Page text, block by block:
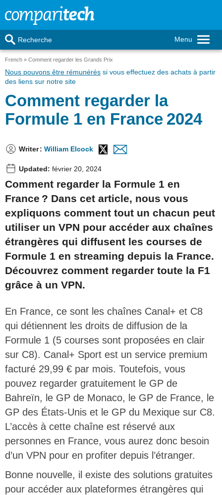
Menu
Recherche
French Comment regarder les Grands Prix
Nous pouvons être rémunérés si vous effectuez des achats à partir
des liens sur notre site
Comment regarder la
Formule 1 en France 2024
Writer: William Elcock
Updated: février 20, 2024
Comment regarder la Formule 1 en
France ? Dans cet article, nous vous
expliquons comment tout un chacun peut
utiliser un VPN pour accéder aux chaînes
étrangères qui diffusent les courses de
Formule 1 en streaming depuis la France.
Découvrez comment regarder toute la F1
grâce à un VPN.
En France, ce sont les chaînes Canal+ et C8
qui détiennent les droits de diffusion de la
Formule 1 (5 courses sont proposées en clair
sur C8). Canal+ Sport est un service premium
facturé 29,99 € par mois. Toutefois, vous
pouvez regarder gratuitement le GP de
Bahreïn, le GP de Monaco, le GP de France, le
GP des États-Unis et le GP du Mexique sur C8.
L’accès à cette chaîne est réservé aux
personnes en France, vous aurez donc besoin
d’un VPN pour en profiter depuis l’étranger.
Bonne nouvelle, il existe des solutions gratuites
pour accéder aux plateformes étrangères qui